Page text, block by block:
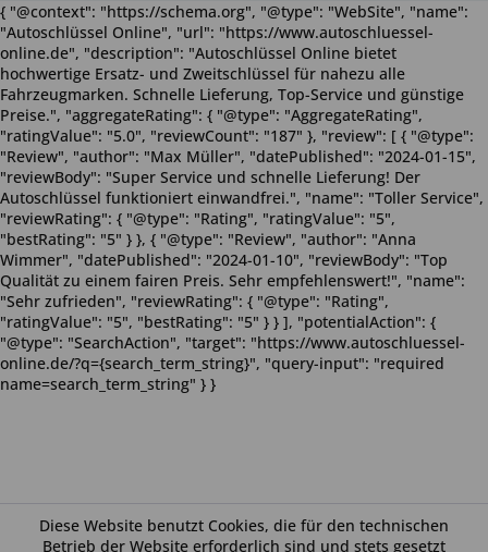
Diese Website benutzt Cookies, die für den technischen
Betrieb der Website erforderlich sind und stets gesetzt
{ "@context": "https://schema.org", "@type": "WebSite", "name":
"Autoschlüssel Online", "url": "https://www.autoschluessel-
online.de", "description": "Autoschlüssel Online bietet
hochwertige Ersatz- und Zweitschlüssel für nahezu alle
Fahrzeugmarken. Schnelle Lieferung, Top-Service und günstige
Preise.", "aggregateRating": { "@type": "AggregateRating",
"ratingValue": "5.0", "reviewCount": "187" }, "review": [ { "@type":
"Review", "author": "Max Müller", "datePublished": "2024-01-15",
"reviewBody": "Super Service und schnelle Lieferung! Der
Autoschlüssel funktioniert einwandfrei.", "name": "Toller Service",
"reviewRating": { "@type": "Rating", "ratingValue": "5",
"bestRating": "5" } }, { "@type": "Review", "author": "Anna
Wimmer", "datePublished": "2024-01-10", "reviewBody": "Top
Qualität zu einem fairen Preis. Sehr empfehlenswert!", "name":
"Sehr zufrieden", "reviewRating": { "@type": "Rating",
"ratingValue": "5", "bestRating": "5" } } ], "potentialAction": {
"@type": "SearchAction", "target": "https://www.autoschluessel-
online.de/?q={search_term_string}", "query-input": "required
name=search_term_string" } }